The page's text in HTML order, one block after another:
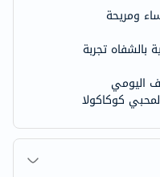
ومريحة
بالشفاه تجربة
اليومي
كوكاكولا